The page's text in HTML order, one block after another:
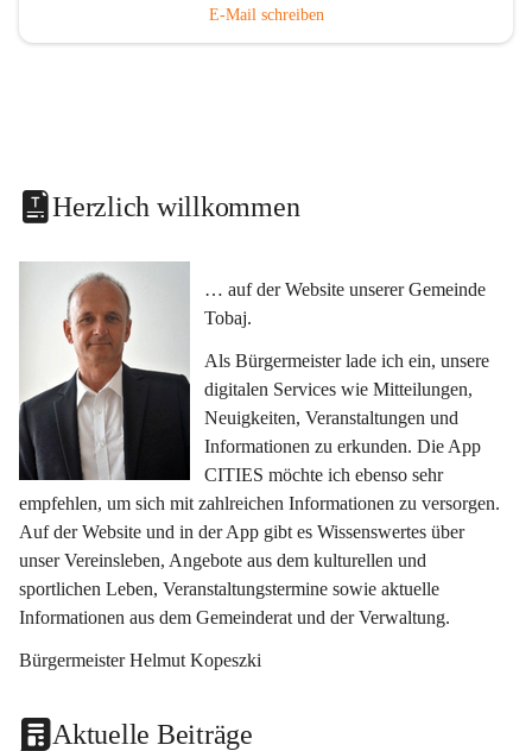
E-Mail schreiben
Herzlich willkommen
… auf der Website unserer Gemeinde
Tobaj.
Als Bürgermeister lade ich ein, unsere
digitalen Services wie Mitteilungen,
Neuigkeiten, Veranstaltungen und
Informationen zu erkunden. Die App
CITIES möchte ich ebenso sehr
empfehlen, um sich mit zahlreichen Informationen zu versorgen.
Auf der Website und in der App gibt es Wissenswertes über
unser Vereinsleben, Angebote aus dem kulturellen und
sportlichen Leben, Veranstaltungstermine sowie aktuelle
Informationen aus dem Gemeinderat und der Verwaltung.
Bürgermeister Helmut Kopeszki
Aktuelle Beiträge